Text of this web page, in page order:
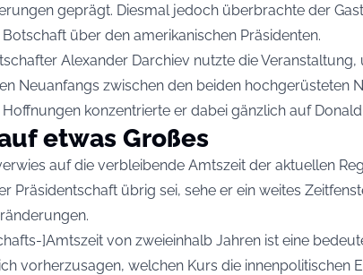
geprägt. Diesmal jedoch überbrachte der
über den amerikanischen Präsidenten.
Alexander Darchiev nutzte die Veranstaltung,
Neuanfangs zwischen den beiden hochgerüsteten
Hoffnungen konzentrierte er dabei gänzlich auf
etwas Großes
auf die verbleibende Amtszeit der aktuellen
Präsidentschaft übrig sei, sehe er ein weites
]Amtszeit von zweieinhalb Jahren ist eine
vorherzusagen, welchen Kurs die innenpolitischen